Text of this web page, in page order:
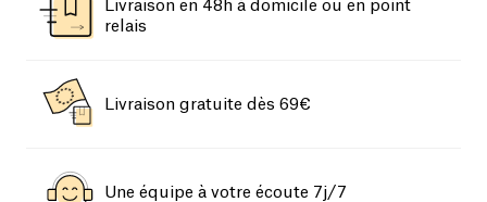
Livraison en 48h à domicile ou en point
relais
Livraison gratuite dès 69€
Une équipe à votre écoute 7j/7